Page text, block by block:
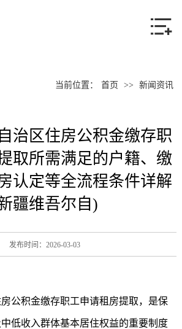
产品中心
联系我们
当前位置： 首页 >> 新闻资讯
治区住房公积金缴存职
取所需满足的户籍、缴
认定等全流程条件详解
疆维吾尔自)
发布时间：2026-03-03
公积金缴存职工申请租房提取，是保
低收入群体基本居住权益的重要制度